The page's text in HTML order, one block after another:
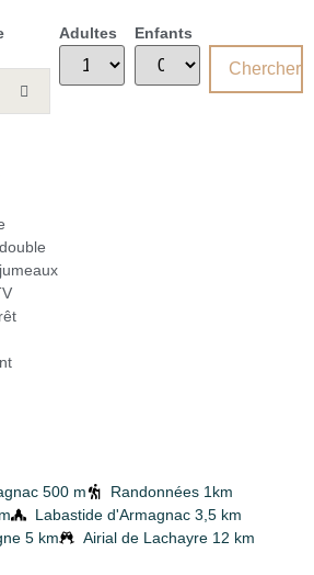
Adultes Enfants
500 m
Randonnées 1km
Labastide d'Armagnac 3,5 km
5 km
Airial de Lachayre 12 km